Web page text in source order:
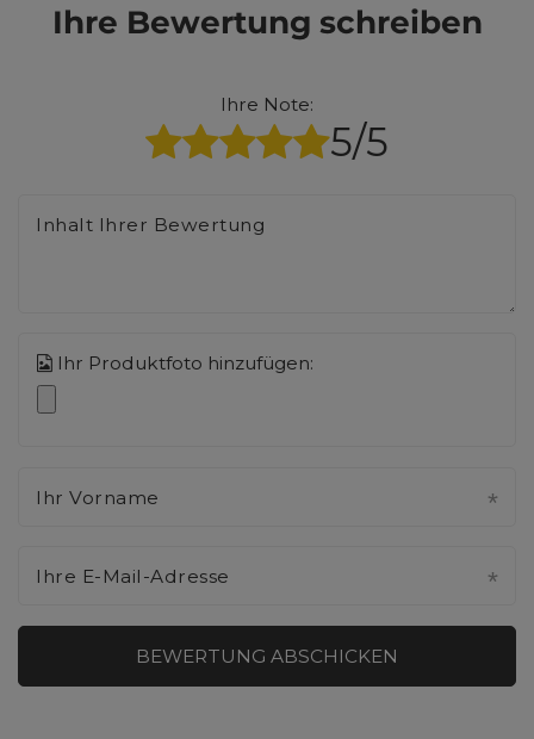
Ihre Bewertung schreiben
Ihre Note:
5/5
Inhalt Ihrer Bewertung
Ihr Produktfoto hinzufügen:
Ihr Vorname
Ihre E-Mail-Adresse
BEWERTUNG ABSCHICKEN